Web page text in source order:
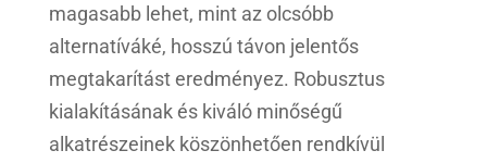
magasabb lehet, mint az olcsóbb
alternatíváké, hosszú távon jelentős
megtakarítást eredményez. Robusztus
kialakításának és kiváló minőségű
alkatrészeinek köszönhetően rendkívül